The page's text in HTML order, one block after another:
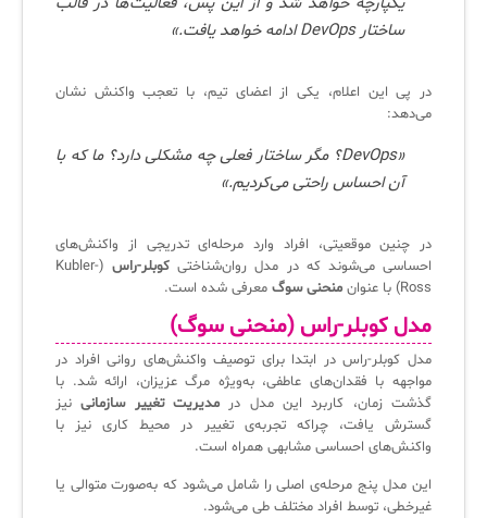
ساختار DevOps ادامه خواهد یافت.»
در پی این اعلام، یکی از اعضای تیم، با تعجب واکنش نشان
می‌دهد:
«DevOps؟ مگر ساختار فعلی چه مشکلی دارد؟ ما که با
آن احساس راحتی می‌کردیم.»
در چنین موقعیتی، افراد وارد مرحله‌ای تدریجی از واکنش‌های
احساسی می‌شوند که در مدل روان‌شناختی کوبلر-راس
(Kubler-
Ross) با عنوان
منحنی سوگ معرفی شده است.
مدل کوبلر-راس (منحنی سوگ)
مدل کوبلر-راس در ابتدا برای توصیف واکنش‌های روانی افراد در
مواجهه با فقدان‌های عاطفی، به‌ویژه مرگ عزیزان، ارائه شد. با
گذشت زمان، کاربرد این مدل در مدیریت تغییر سازمانینیز
گسترش یافت، چراکه تجربه‌ی تغییر در محیط کاری نیز با
واکنش‌های احساسی مشابهی همراه است.
این مدل پنج مرحله‌ی اصلی را شامل می‌شود که به‌صورت متوالی یا
غیرخطی، توسط افراد مختلف طی می‌شود.